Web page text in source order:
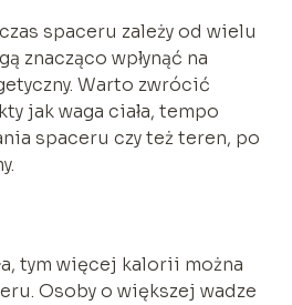
spaceru zależy od wielu
znacząco wpłynąć na
Warto zwrócić
jak waga ciała, tempo
spaceru czy też teren, po
tym więcej kalorii można
Osoby o większej wadze